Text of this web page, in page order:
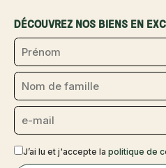
DÉCOUVREZ NOS BIENS EN
J’ai lu et j'accepte la politique de